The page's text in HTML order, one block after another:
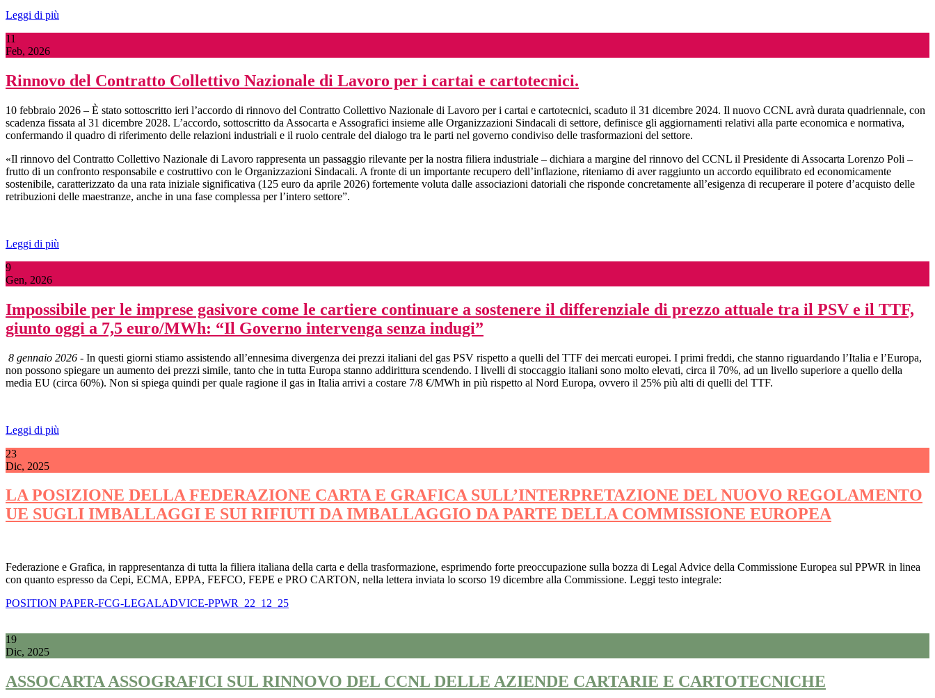
Leggi di più
11
Feb, 2026
Rinnovo del Contratto Collettivo Nazionale di Lavoro per i cartai e cartotecnici.
10 febbraio 2026 – È stato sottoscritto ieri l’accordo di rinnovo del Contratto Collettivo Nazionale di Lavoro per i cartai e cartotecnici, scaduto il 31 dicembre 2024. Il nuovo CCNL avrà durata quadriennale, con
scadenza fissata al 31 dicembre 2028. L’accordo, sottoscritto da Assocarta e Assografici insieme alle Organizzazioni Sindacali di settore, definisce gli aggiornamenti relativi alla parte economica e normativa,
confermando il quadro di riferimento delle relazioni industriali e il ruolo centrale del dialogo tra le parti nel governo condiviso delle trasformazioni del settore.
«Il rinnovo del Contratto Collettivo Nazionale di Lavoro rappresenta un passaggio rilevante per la nostra filiera industriale – dichiara a margine del rinnovo del CCNL il Presidente di Assocarta Lorenzo Poli –
frutto di un confronto responsabile e costruttivo con le Organizzazioni Sindacali. A fronte di un importante recupero dell’inflazione, riteniamo di aver raggiunto un accordo equilibrato ed economicamente
sostenibile, caratterizzato da una rata iniziale significativa (125 euro da aprile 2026) fortemente voluta dalle associazioni datoriali che risponde concretamente all’esigenza di recuperare il potere d’acquisto delle
retribuzioni delle maestranze, anche in una fase complessa per l’intero settore”.
Leggi di più
9
Gen, 2026
Impossibile per le imprese gasivore come le cartiere continuare a sostenere il differenziale di prezzo attuale tra il PSV e il TTF,
giunto oggi a 7,5 euro/MWh: “Il Governo intervenga senza indugi”
8 gennaio 2026 - In questi giorni stiamo assistendo all’ennesima divergenza dei prezzi italiani del gas PSV rispetto a quelli del TTF dei mercati europei. I primi freddi, che stanno riguardando l’Italia e l’Europa,
non possono spiegare un aumento dei prezzi simile, tanto che in tutta Europa stanno addirittura scendendo. I livelli di stoccaggio italiani sono molto elevati, circa il 70%, ad un livello superiore a quello della
media EU (circa 60%). Non si spiega quindi per quale ragione il gas in Italia arrivi a costare 7/8 €/MWh in più rispetto al Nord Europa, ovvero il 25% più alti di quelli del TTF.
Leggi di più
23
Dic, 2025
LA POSIZIONE DELLA FEDERAZIONE CARTA E GRAFICA SULL’INTERPRETAZIONE DEL NUOVO REGOLAMENTO
UE SUGLI IMBALLAGGI E SUI RIFIUTI DA IMBALLAGGIO DA PARTE DELLA COMMISSIONE EUROPEA
Federazione e Grafica, in rappresentanza di tutta la filiera italiana della carta e della trasformazione, esprimendo forte preoccupazione sulla bozza di Legal Advice della Commissione Europea sul PPWR in linea
con quanto espresso da Cepi, ECMA, EPPA, FEFCO, FEPE e PRO CARTON, nella lettera inviata lo scorso 19 dicembre alla Commissione. Leggi testo integrale:
POSITION PAPER-FCG-LEGALADVICE-PPWR_22_12_25
19
Dic, 2025
ASSOCARTA ASSOGRAFICI SUL RINNOVO DEL CCNL DELLE AZIENDE CARTARIE E CARTOTECNICHE